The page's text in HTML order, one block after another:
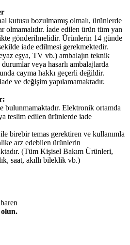
kutusu bozulmamış olmalı, ürünlerde
olmamalıdır. İade edilen ürün tüm yan
gönderilmelidir. Ürünlerin 14 günde
iade edilmesi gerekmektedir.
eşya, TV vb.) ambalajın teknik
durumlar veya hasarlı ambalajlarda
cayma hakkı geçerli değildir.
ve değişim yapılamamaktadır.
bulunmamaktadır. Elektronik ortamda
teslim edilen ürünlerde iade
birebir temas gerektiren ve kullanımla
arz edebilen ürünlerin
(Tüm Kişisel Bakım Ürünleri,
saat, akıllı bileklik vb.)
olun.